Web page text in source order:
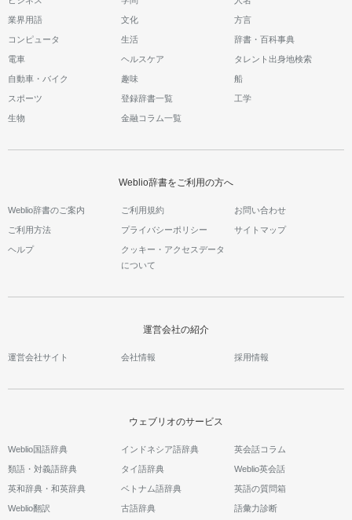
業界用語 文化 方言
コンピュータ 生活 辞書・百科事典
電車 ヘルスケア タレント出身地検索
自動車・バイク 趣味 船
スポーツ 登録辞書一覧 工学
生物 金融コラム一覧
Weblio辞書をご利用の方へ
Weblio辞書のご案内 ご利用規約 お問い合わせ
ご利用方法 プライバシーポリシー サイトマップ
ヘルプ
クッキー・アクセスデータ
について
運営会社の紹介
運営会社サイト 会社情報 採用情報
ウェブリオのサービス
Weblio国語辞典
類語・対義語辞典
英和辞典・和英辞典
Weblio翻訳
インドネシア語辞典
タイ語辞典
ベトナム語辞典
古語辞典
英会話コラム
Weblio英会話
英語の質問箱
語彙力診断